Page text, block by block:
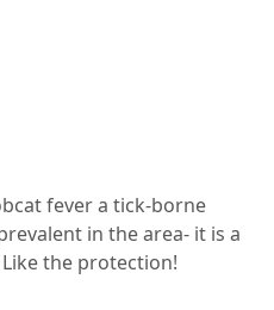
fever a tick-borne
in the area- it is a
the protection!